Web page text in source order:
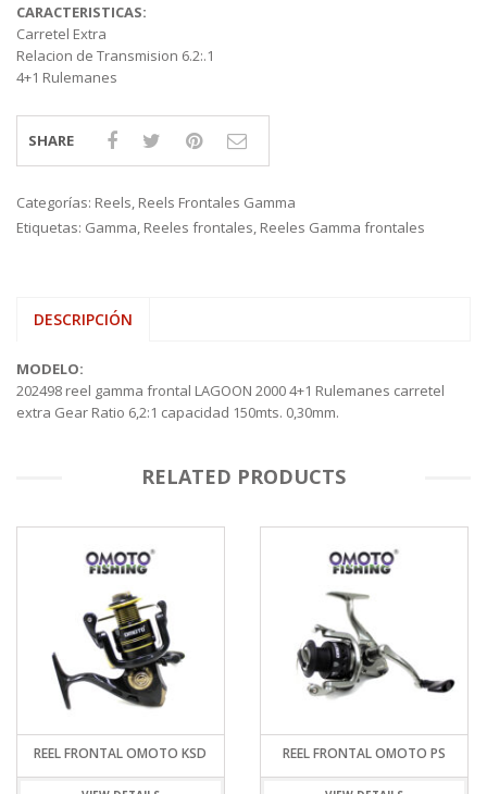
CARACTERISTICAS:
Carretel Extra
Relacion de Transmision 6.2:.1
4+1 Rulemanes
SHARE
Categorías: Reels, Reels Frontales Gamma
Etiquetas: Gamma, Reeles frontales, Reeles Gamma frontales
DESCRIPCIÓN
MODELO:
202498 reel gamma frontal LAGOON 2000 4+1 Rulemanes carretel
extra Gear Ratio 6,2:1 capacidad 150mts. 0,30mm.
RELATED PRODUCTS
REEL FRONTAL OMOTO KSD REEL FRONTAL OMOTO PS